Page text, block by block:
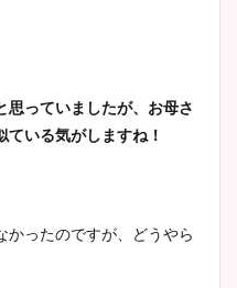
思っていましたが、お母さ
いる気がしますね！
かったのですが、どうやら